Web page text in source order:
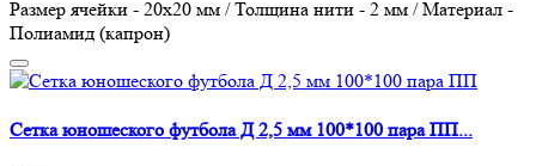
Размер ячейки - 20х20 мм / Толщина нити - 2 мм / Материал -
Полиамид (капрон)
Сетка юношеского футбола Д 2,5 мм 100*100 пара ПП...